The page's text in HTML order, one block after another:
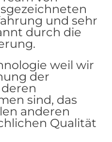
und sehr
durch die
weil wir
der
sind, das
anderen
Qualität